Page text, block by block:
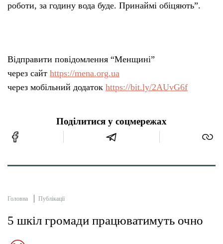
роботи, за годину вода буде. Принаймі обіцяють”.
Відправити повідомлення “Менщині”
через сайт https://mena.org.ua
через мобільний додаток https://bit.ly/2AUvG6f
Поділитися у соцмережах
Головна Публікації
5 шкіл громади працюватимуть очно